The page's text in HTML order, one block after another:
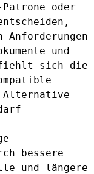
oder
und
sich die
Alternative
bessere
und längere